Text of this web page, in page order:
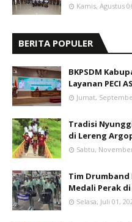
Kamis, Agustus
BERITA POPULER
BKPSDM
Layanan PECI
Jumat,
Tradisi
di Lereng
Sabtu,
Tim
Medali Perak
Selasa, Juli 01,